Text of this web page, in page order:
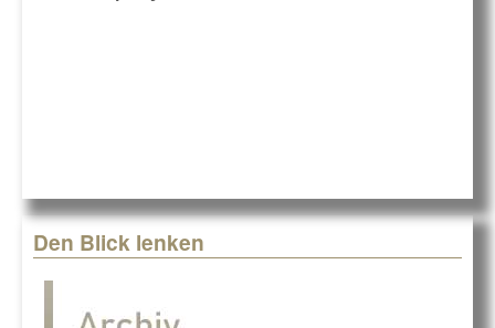
Den Blick lenken